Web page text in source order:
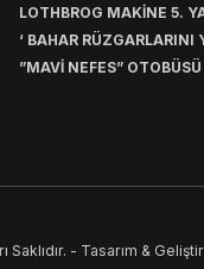
LOTHBROG MAKİNE 5.
‘ BAHAR RÜZGARLARINI
”MAVİ NEFES” OTOBÜSÜ
- Tasarım &